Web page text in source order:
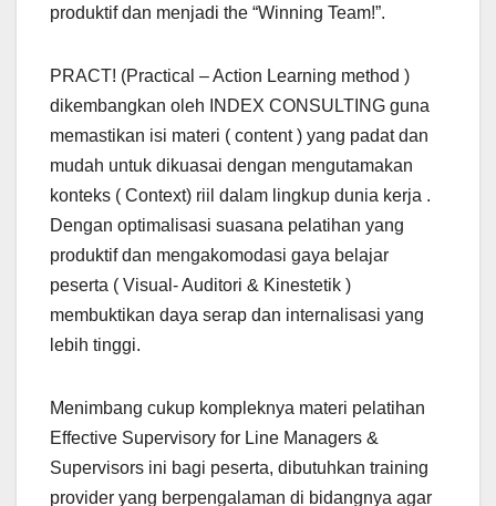
produktif dan menjadi the “Winning Team!”.
PRACT! (Practical – Action Learning method )
dikembangkan oleh INDEX CONSULTING guna
memastikan isi materi ( content ) yang padat dan
mudah untuk dikuasai dengan mengutamakan
konteks ( Context) riil dalam lingkup dunia kerja .
Dengan optimalisasi suasana pelatihan yang
produktif dan mengakomodasi gaya belajar
peserta ( Visual- Auditori & Kinestetik )
membuktikan daya serap dan internalisasi yang
lebih tinggi.
Menimbang cukup kompleknya materi pelatihan
Effective Supervisory for Line Managers &
Supervisors ini bagi peserta, dibutuhkan training
provider yang berpengalaman di bidangnya agar